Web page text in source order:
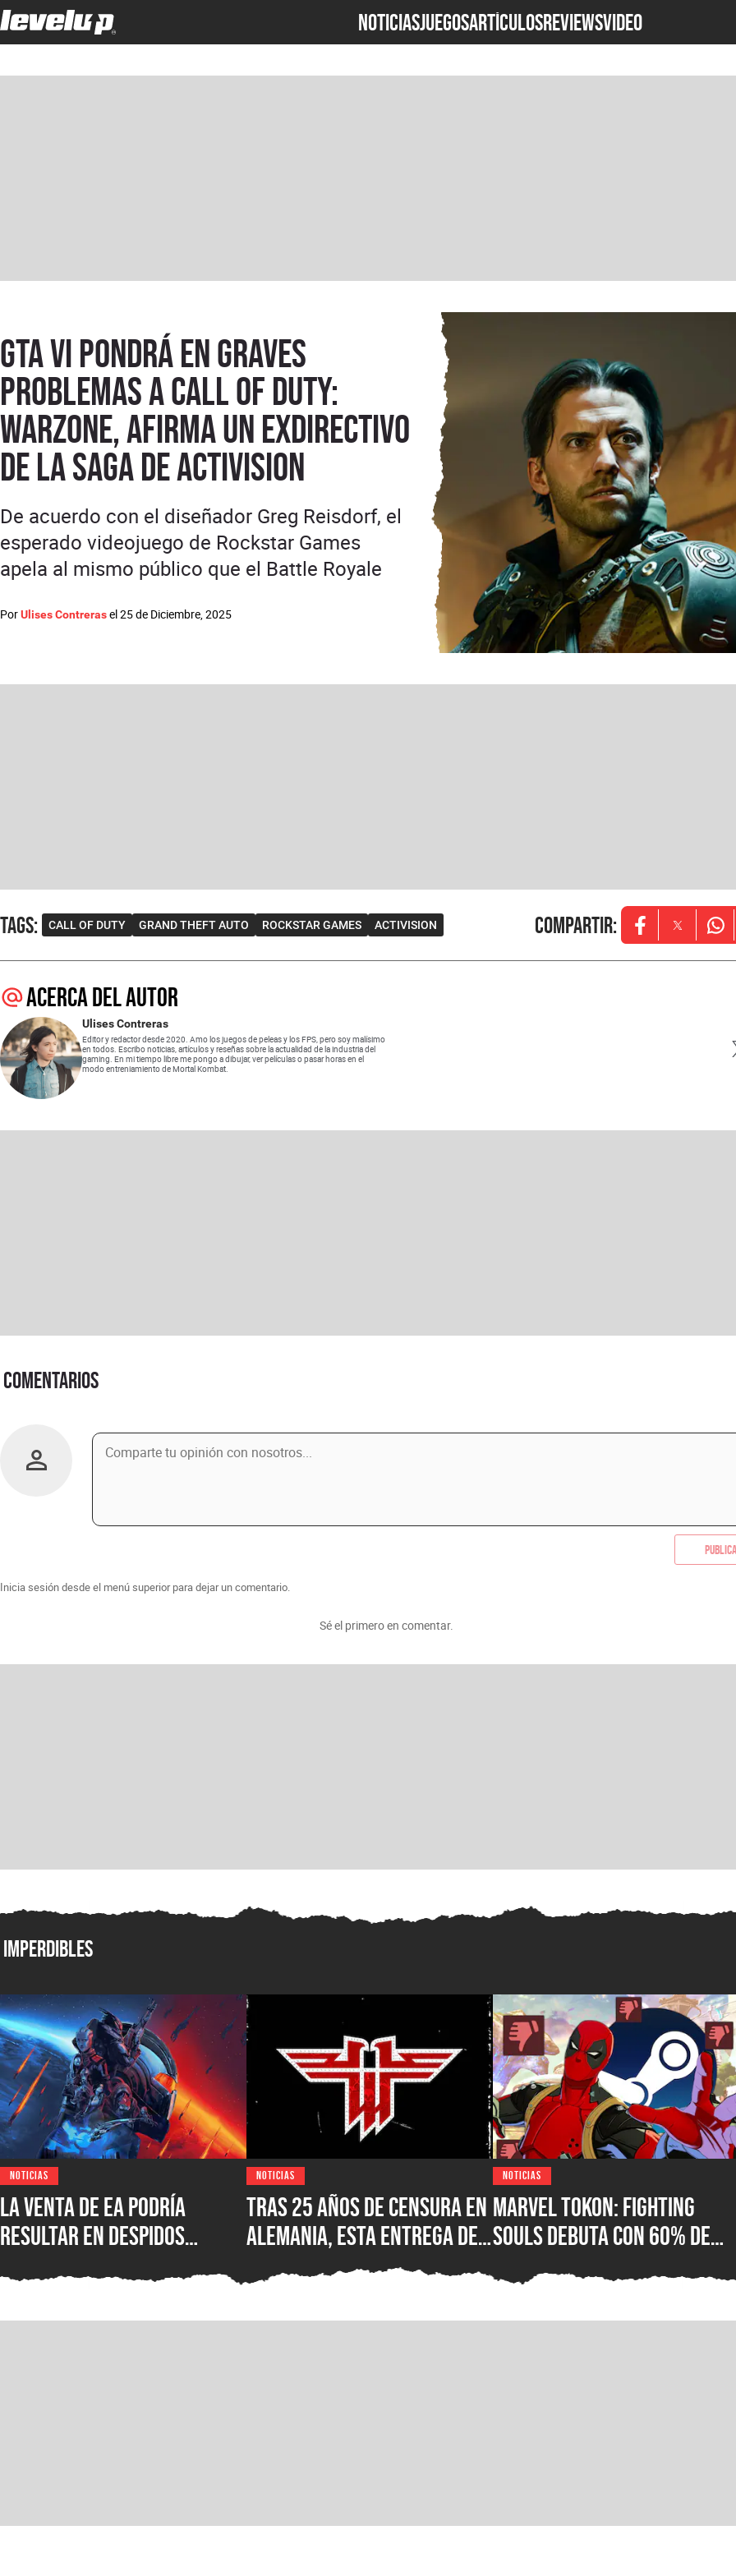
NOTICIASJUEGOSARTÍCULOSREVIEWSVideo
GTA VI pondrá en graves
problemas a Call of Duty:
Warzone, afirma un exdirectivo
de la saga de Activision
PorUlises Contrerasel25 de Diciembre, 2025
De acuerdo con el diseñador Greg Reisdorf, el
esperado videojuego de Rockstar Games
apela al mismo público que el Battle Royale
Tags: CALL OF DUTY GRAND THEFT AUTO ROCKSTAR GAMES ACTIVISION Compartir: Opens in new
Opens in
Acerca del autor
Ulises Contreras
Editor y redactor desde 2020. Amo los juegos de peleas y los FPS, pero soy malísimo
en todos. Escribo noticias, artículos y reseñas sobre la actualidad de la industria del
gaming. En mi tiempo libre me pongo a dibujar, ver películas o pasar horas en el
modo entreniamiento de Mortal Kombat.
Comentarios
Inicia sesión desde el menú superior para dejar un comentario.
Sé el primero en comentar.
Imperdibles
NOTICIAS
La venta de EA podría
resultar en despidos
señalan fuentes
NOTICIAS
Tras 25 años de censura en
Alemania, esta entrega de
Wolfenstein por fin está
disponible en su versión
original en PC para Steam,
NOTICIAS
Marvel Tokon: Fighting
Souls debuta con 60% de
Steam, ¿qué está mal con
nuevo juego de lucha de